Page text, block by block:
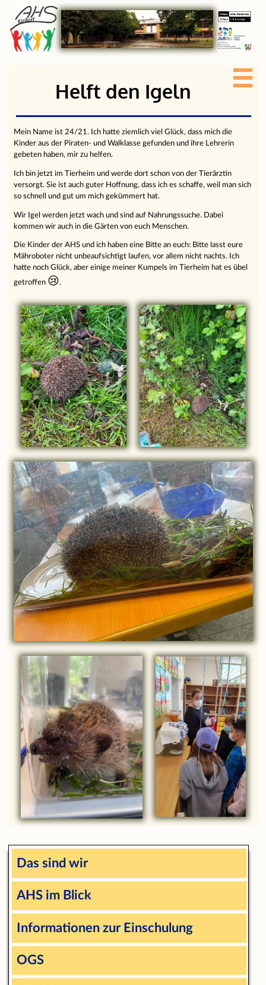
Helft den Igeln
Mein Name ist 24/21. Ich hatte ziemlich viel Glück, dass mich die
Kinder aus der Piraten- und Walklasse gefunden und ihre Lehrerin
gebeten haben, mir zu helfen.
Ich bin jetzt im Tierheim und werde dort schon von der Tierärztin
versorgt. Sie ist auch guter Hoffnung, dass ich es schaffe, weil man sich
so schnell und gut um mich gekümmert hat.
Wir Igel werden jetzt wach und sind auf Nahrungssuche. Dabei
kommen wir auch in die Gärten von euch Menschen.
Die Kinder der AHS und ich haben eine Bitte an euch: Bitte lasst eure
Mähroboter nicht unbeaufsichtigt laufen, vor allem nicht nachts. Ich
hatte noch Glück, aber einige meiner Kumpels im Tierheim hat es übel
getroffen 😢.
Das sind wir
AHS im Blick
Informationen zur Einschulung
OGS